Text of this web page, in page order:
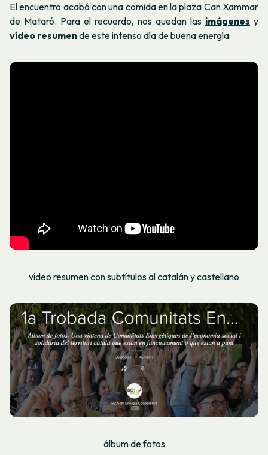
El encuentro acabó con una comida en la plaza Can Xammar
de Mataró. Para el recuerdo, nos quedan las imágenes y
vídeo resumende este intenso día de buena energía:
vídeo resumencon subtítulos al catalán y castellano
álbum de fotos